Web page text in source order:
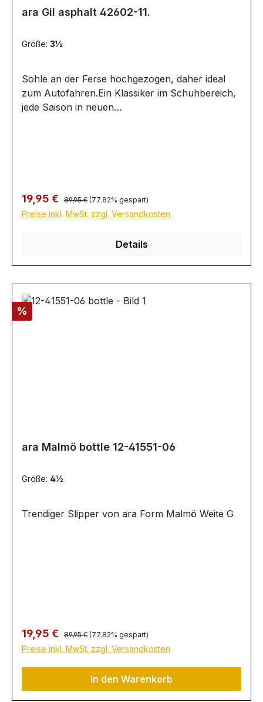
ara Gil asphalt 42602-11.
Größe: 3½
Sohle an der Ferse hochgezogen, daher ideal
zum Autofahren.Ein Klassiker im Schuhbereich,
jede Saison in neuen
Verkaufspreis:
19,95 € Regulärer Preis:
89,95 € (77.82% gespart)
Preise inkl. MwSt. zzgl. Versandkosten
Details
Rabatt
%
ara Malmö bottle 12-41551-06
Größe: 4½
Trendiger Slipper von ara Form Malmö Weite G
Verkaufspreis:
19,95 € Regulärer Preis:
89,95 € (77.82% gespart)
Preise inkl. MwSt. zzgl. Versandkosten
In den Warenkorb